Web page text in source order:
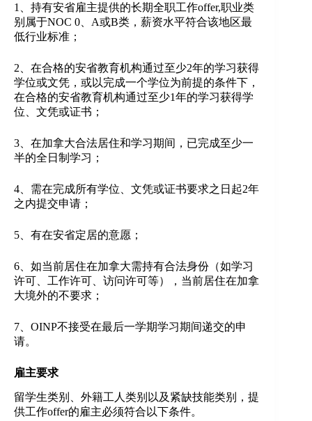
1、持有安省雇主提供的长期全职工作offer,职业类
别属于NOC 0、A或B类，薪资水平符合该地区最
低行业标准；
2、在合格的安省教育机构通过至少2年的学习获得
学位或文凭，或以完成一个学位为前提的条件下，
在合格的安省教育机构通过至少1年的学习获得学
位、文凭或证书；
3、在加拿大合法居住和学习期间，已完成至少一
半的全日制学习；
4、需在完成所有学位、文凭或证书要求之日起2年
之内提交申请；
5、有在安省定居的意愿；
6、如当前居住在加拿大需持有合法身份（如学习
许可、工作许可、访问许可等），当前居住在加拿
大境外的不要求；
7、OINP不接受在最后一学期学习期间递交的申
请。
雇主要求
留学生类别、外籍工人类别以及紧缺技能类别，提
供工作offer的雇主必须符合以下条件。